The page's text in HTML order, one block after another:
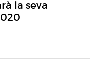
la seva